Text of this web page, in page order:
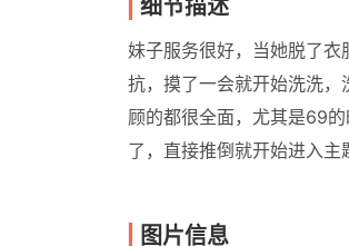
细节描述
妹子服务很好，当她脱了
抗，摸了一会就开始洗洗
顾的都很全面，尤其是69
了，直接推倒就开始进入主
图片信息